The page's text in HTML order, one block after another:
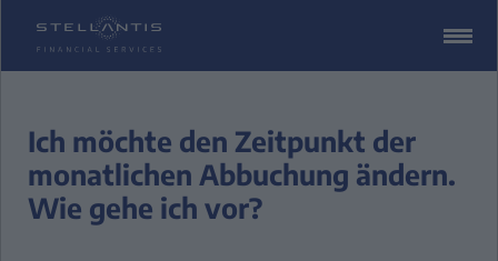
Ich möchte den Zeitpunkt der
monatlichen Abbuchung ändern.
Wie gehe ich vor?